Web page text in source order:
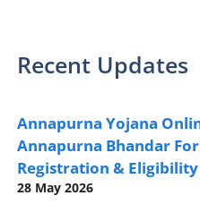
Recent Updates
Annapurna Yojana
Annapurna Bhandar
Registration & Eligibility
28 May 2026